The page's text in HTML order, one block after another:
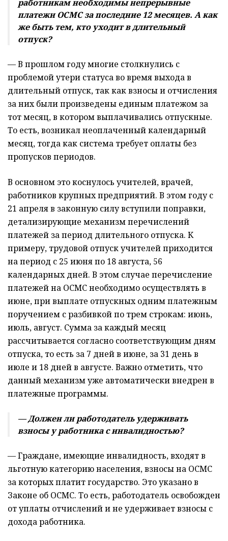
работникам необходимы непрерывные
платежи ОСМС за последние 12 месяцев. А как
же быть тем, кто уходит в длительный
отпуск?
— В прошлом году многие столкнулись с
проблемой утери статуса во время выхода в
длительный отпуск, так как взносы и отчисления
за них были произведены единым платежом за
тот месяц, в котором выплачивались отпускные.
То есть, возникал неоплаченный календарный
месяц, тогда как система требует оплаты без
пропусков периодов.
В основном это коснулось учителей, врачей,
работников крупных предприятий. В этом году с
21 апреля в законную силу вступили поправки,
детализирующие механизм перечислений
платежей за период длительного отпуска. К
примеру, трудовой отпуск учителей приходится
на период с 25 июня по 18 августа, 56
календарных дней. В этом случае перечисление
платежей на ОСМС необходимо осуществлять в
июне, при выплате отпускных одним платежным
поручением с разбивкой по трем строкам: июнь,
июль, август. Сумма за каждый месяц
рассчитывается согласно соответствующим дням
отпуска, то есть за 7 дней в июне, за 31 день в
июле и 18 дней в августе. Важно отметить, что
данный механизм уже автоматически внедрен в
платежные программы.
— Должен ли работодатель удерживать
взносы у работника с инвалидностью?
— Граждане, имеющие инвалидность, входят в
льготную категорию населения, взносы на ОСМС
за которых платит государство. Это указано в
Законе об ОСМС. То есть, работодатель освобожден
от уплаты отчислений и не удерживает взносы с
дохода работника.